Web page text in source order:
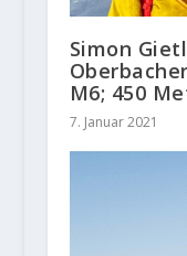
Simon
M6; 450
7. Januar 2021